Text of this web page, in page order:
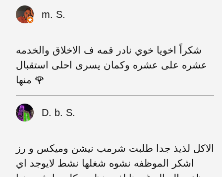
m. S.
شكراً اخويا خوي نادر قمه ف الاخلاق والخدمه
عشره على عشره وكمان يسرى احلى استقبال
منها 🌹
D. b. S.
الاكل لذيذ جدا طلبت شرمب نيشن وميكس و رز
اشكر الموظفه نشوه شغلها نشط لايوجد اي